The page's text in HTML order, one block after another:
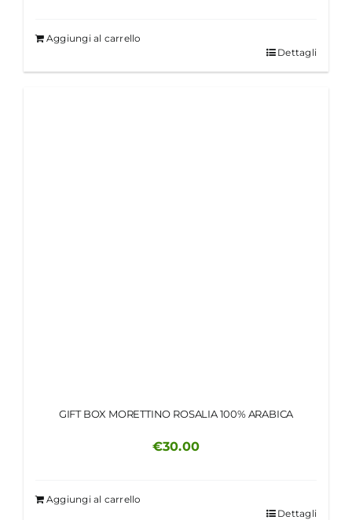
Aggiungi al carrello
Dettagli
GIFT BOX MORETTINO ROSALIA 100% ARABICA
€30.00
Aggiungi al carrello
Dettagli